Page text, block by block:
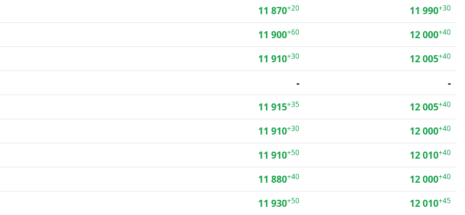
11 870+20 11 990+30
11 900+60 12 000+40
11 910+30 12 005+40
-
-
11 915+35 12 005+40
11 910+30 12 000+40
11 910+50 12 010+40
11 880+40 12 000+40
11 930+50 12 010+45